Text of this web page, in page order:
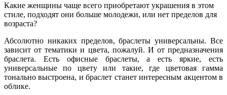
Какие женщины чаще всего приобретают украшения в этом
стиле, подходят они больше молодежи, или нет пределов для
возраста?
Абсолютно никаких пределов, браслеты универсальны. Все
зависит от тематики и цвета, пожалуй. И от предназначения
браслета. Есть офисные браслеты, а есть яркие, есть
универсальные по цвету или такие, где цветовая гамма
тонально выстроена, и браслет станет интересным акцентом в
облике.